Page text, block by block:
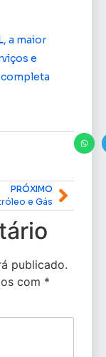
, a maior
e
PRÓXIMO
e Gás
publicado.
com *